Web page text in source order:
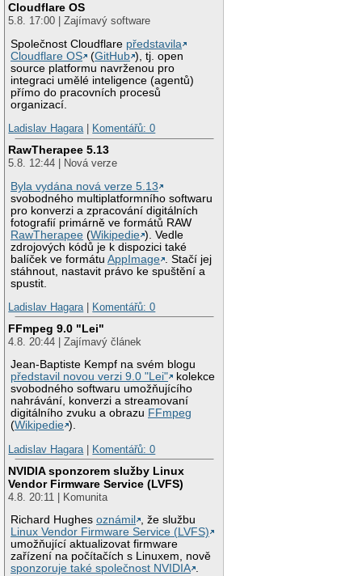
Cloudflare OS
5.8. 17:00 | Zajímavý software
Společnost Cloudflare představila
Cloudflare OS
(GitHub ), tj. open
source platformu navrženou pro
integraci umělé inteligence (agentů)
přímo do pracovních procesů
organizací.
Ladislav Hagara| Komentářů: 0
RawTherapee 5.13
5.8. 12:44 | Nová verze
Byla vydána nová verze 5.13
svobodného multiplatformního softwaru
pro konverzi a zpracování digitálních
fotografií primárně ve formátů RAW
RawTherapee (Wikipedie ). Vedle
zdrojových kódů je k dispozici také
balíček ve formátuAppImage
. Stačí jej
stáhnout, nastavit právo ke spuštění a
spustit.
Ladislav Hagara| Komentářů: 0
FFmpeg 9.0 "Lei"
4.8. 20:44 | Zajímavý článek
Jean-Baptiste Kempf na svém blogu
představil novou verzi 9.0 "Lei"
kolekce
svobodného softwaru umožňujícího
nahrávání, konverzi a streamovaní
digitálního zvuku a obrazu FFmpeg
(Wikipedie ).
Ladislav Hagara| Komentářů: 0
NVIDIA sponzorem služby Linux
Vendor Firmware Service (LVFS)
4.8. 20:11 | Komunita
Richard Hughesoznámil
, že službu
Linux Vendor Firmware Service (LVFS)
umožňující aktualizovat firmware
zařízení na počítačích s Linuxem, nově
sponzoruje také společnost NVIDIA .